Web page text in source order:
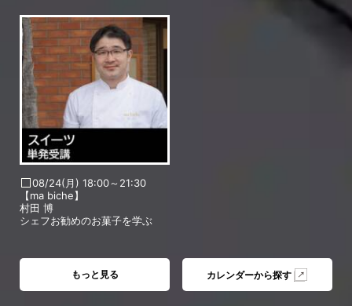
08/24(月) 18:00～21:30
【ma biche】
村田 博
シェフお勧めのお菓子を学ぶ
もっと見る カレンダーから探す